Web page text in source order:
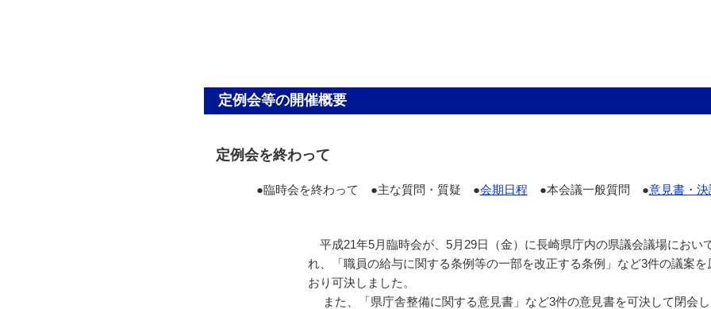
定例会等の開催概要
定例会を終わって
●臨時会を終わって ●主な質問・質疑 ●会期日程 ●本会議一般質問 ●意見書・決
平成21年5月臨時会が、5月29日（金）に長崎県庁内の県議会議場におい
れ、「職員の給与に関する条例等の一部を改正する条例」など3件の議案を
おり可決しました。
また、「県庁舎整備に関する意見書」など3件の意見書を可決して閉会し